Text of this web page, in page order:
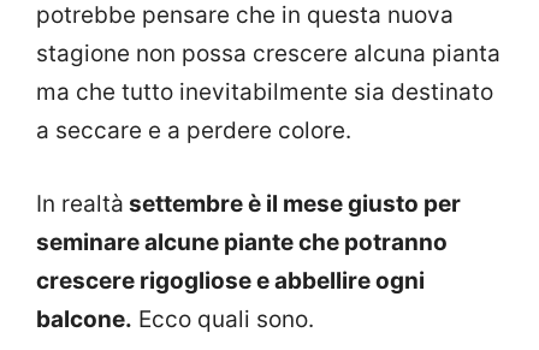
potrebbe pensare che in questa nuova
stagione non possa crescere alcuna pianta
ma che tutto inevitabilmente sia destinato
a seccare e a perdere colore.
In realtà settembre è il mese giusto per
seminare alcune piante che potranno
crescere rigogliose e abbellire ogni
balcone. Ecco quali sono.